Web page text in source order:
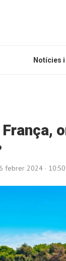
Notícies
6 febrer 2024 · 10:50